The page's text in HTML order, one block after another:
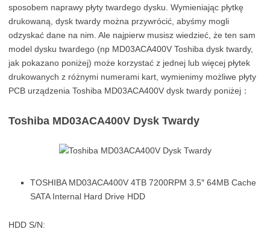
sposobem naprawy płyty twardego dysku. Wymieniając płytkę
drukowaną, dysk twardy można przywrócić, abyśmy mogli
odzyskać dane na nim. Ale najpierw musisz wiedzieć, że ten sam
model dysku twardego (np MD03ACA400V Toshiba dysk twardy,
jak pokazano poniżej) może korzystać z jednej lub więcej płytek
drukowanych z różnymi numerami kart, wymienimy możliwe płyty
PCB urządzenia Toshiba MD03ACA400V dysk twardy poniżej：
Toshiba MD03ACA400V Dysk Twardy
TOSHIBA MD03ACA400V 4TB 7200RPM 3.5″ 64MB Cache
SATA Internal Hard Drive HDD
HDD S/N: